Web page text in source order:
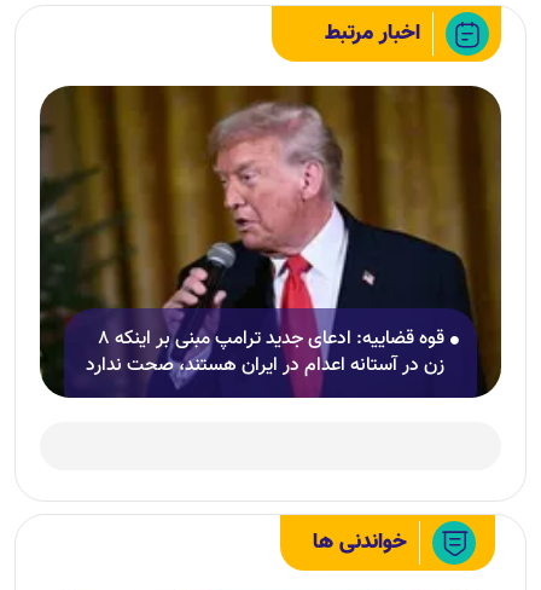
اخبار مرتبط
قوه قضاییه: ادعای جدید ترامپ مبنی بر اینکه ۸
زن در آستانه اعدام در ایران هستند، صحت ندارد
خواندنی ها